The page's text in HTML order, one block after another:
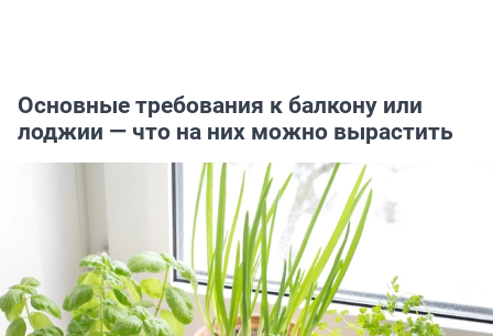
Основные требования к балкону или
лоджии — что на них можно вырастить